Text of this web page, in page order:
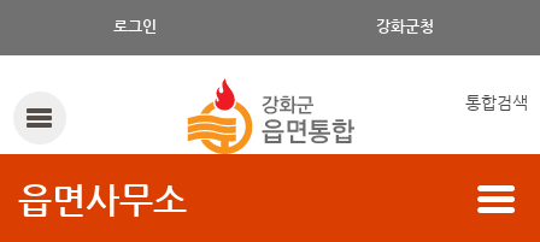
로그인 강화군청
통합검색
읍면사무소